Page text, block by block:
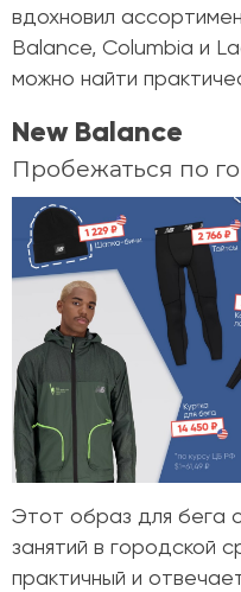
вдохновил
Balance, Columbia и
можно найти
New Balance
Пробежаться по
Этот образ для бега
занятий в городской
практичный и